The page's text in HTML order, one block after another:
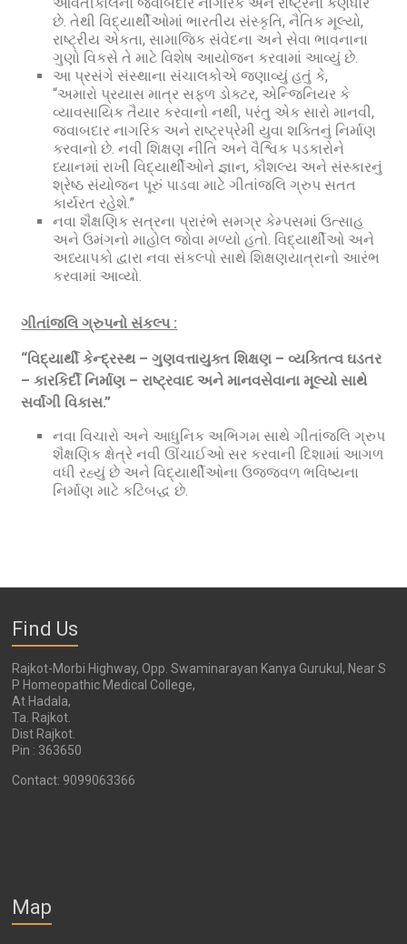
છે. તેથી વિદ્યાર્થીઓમાં ભારતીય સંસ્કૃતિ, નૈતિક મૂલ્યો,
રાષ્ટ્રીય એકતા, સામાજિક સંવેદના અને સેવા ભાવનાના
ગુણો વિકસે તે માટે વિશેષ આયોજન કરવામાં આવ્યું છે.
આ પ્રસંગે સંસ્થાના સંચાલકોએ જણાવ્યું હતું કે,
“અમારો પ્રયાસ માત્ર સફળ ડોક્ટર, એન્જિનિયર કે
વ્યાવસાયિક તૈયાર કરવાનો નથી, પરંતુ એક સારો માનવી,
જવાબદાર નાગરિક અને રાષ્ટ્રપ્રેમી યુવા શક્તિનું નિર્માણ
કરવાનો છે. નવી શિક્ષણ નીતિ અને વૈશ્વિક પડકારોને
ધ્યાનમાં રાખી વિદ્યાર્થીઓને જ્ઞાન, કૌશલ્ય અને સંસ્કારનું
શ્રેષ્ઠ સંયોજન પૂરું પાડવા માટે ગીતાંજલિ ગ્રુપ સતત
કાર્યરત રહેશે.”
નવા શૈક્ષણિક સત્રના પ્રારંભે સમગ્ર કેમ્પસમાં ઉત્સાહ
અને ઉમંગનો માહોલ જોવા મળ્યો હતો. વિદ્યાર્થીઓ અને
અધ્યાપકો દ્વારા નવા સંકલ્પો સાથે શિક્ષણયાત્રાનો આરંભ
કરવામાં આવ્યો.
ગીતાંજલિ ગ્રુપનો સંકલ્પ :
“વિદ્યાર્થી કેન્દ્રસ્થ – ગુણવત્તાયુક્ત શિક્ષણ – વ્યક્તિત્વ ઘડતર
– કારકિર્દી નિર્માણ – રાષ્ટ્રવાદ અને માનવસેવાના મૂલ્યો સાથે
સર્વાંગી વિકાસ.”
નવા વિચારો અને આધુનિક અભિગમ સાથે ગીતાંજલિ ગ્રુપ
શૈક્ષણિક ક્ષેત્રે નવી ઊંચાઈઓ સર કરવાની દિશામાં આગળ
વધી રહ્યું છે અને વિદ્યાર્થીઓના ઉજ્જવળ ભવિષ્યના
નિર્માણ માટે કટિબદ્ધ છે.
Find Us
Rajkot-Morbi Highway, Opp. Swaminarayan Kanya Gurukul, Near S
P Homeopathic Medical College,
At Hadala,
Ta. Rajkot.
Dist Rajkot.
Pin : 363650
Contact: 9099063366
Map